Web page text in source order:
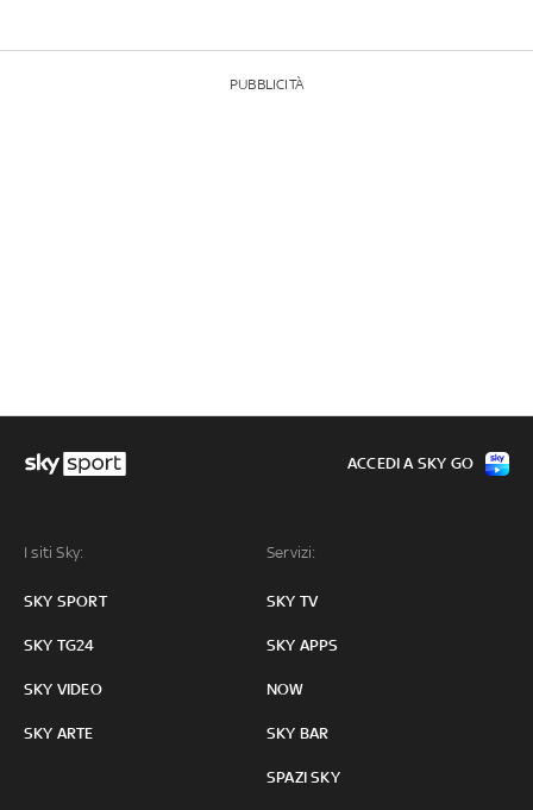
PUBBLICITÀ
I siti Sky:
SKY SPORT
SKY TG24
SKY VIDEO
SKY ARTE
Servizi:
SKY TV
SKY APPS
NOW
SKY BAR
SPAZI SKY
ACCEDI A SKY GO